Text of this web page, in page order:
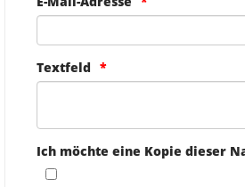
Textfeld
Ich möchte eine Kopie dieser